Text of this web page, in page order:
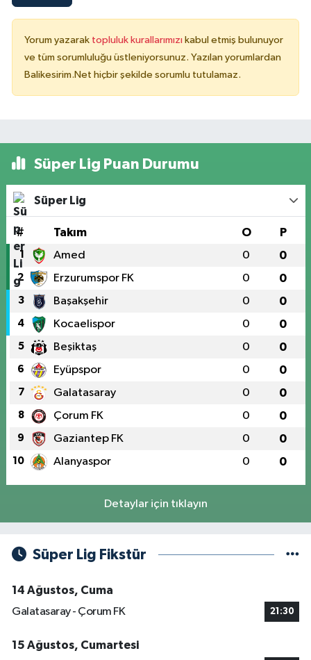
Yorum yazarak topluluk kurallarımızı kabul etmiş bulunuyor
ve tüm sorumluluğu üstleniyorsunuz. Yazılan yorumlardan
Balikesirim.Net hiçbir şekilde sorumlu tutulamaz.
Süper Lig Puan Durumu
Süper Lig
# Takım O P
1 Amed 0 0
2 Erzurumspor FK 0 0
3 Başakşehir 0 0
4 Kocaelispor 0 0
5 Beşiktaş 0 0
6 Eyüpspor 0 0
7 Galatasaray 0 0
8 Çorum FK 0 0
9 Gaziantep FK 0 0
10 Alanyaspor 0 0
Detaylar için tıklayın
Süper Lig Fikstür
14 Ağustos, Cuma
Galatasaray - Çorum FK
21:30
15 Ağustos, Cumartesi